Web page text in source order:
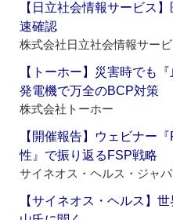
【日立社会情報サービス
速確認
株式会社日立社会情報サービ
【トーホー】災害時でも
発電機で万全のBCP対策
株式会社トーホー
【開催報告】ウェビナー
性』で振り返るFSP戦略
サイネオス・ヘルス・ジャ
【サイネオス・ヘルス】